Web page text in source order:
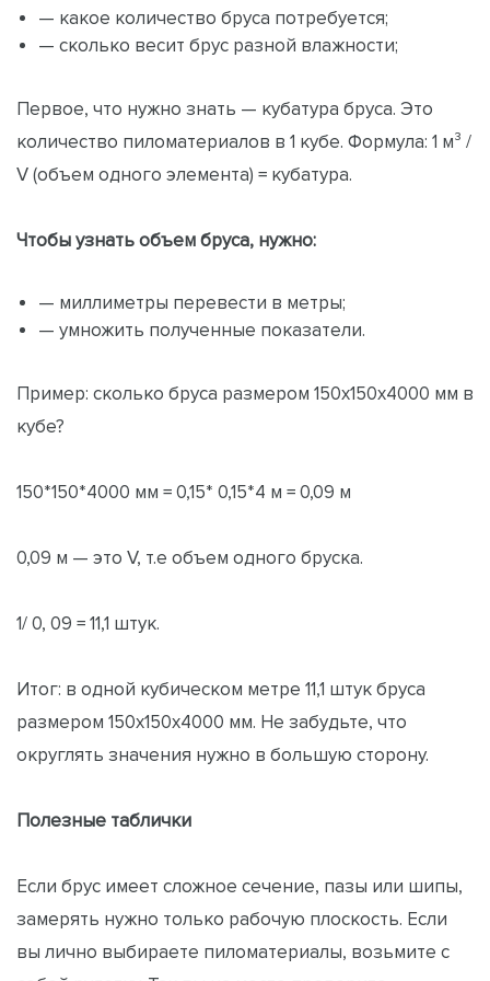
— какое количество бруса потребуется;
— сколько весит брус разной влажности;
Первое, что нужно знать — кубатура бруса. Это
количество пиломатериалов в 1 кубе. Формула: 1 м³ /
V (объем одного элемента) = кубатура.
Чтобы узнать объем бруса, нужно:
— миллиметры перевести в метры;
— умножить полученные показатели.
Пример: сколько бруса размером 150x150x4000 мм в
кубе?
150*150*4000 мм = 0,15* 0,15*4 м = 0,09 м
0,09 м — это V, т.е объем одного бруска.
1/ 0, 09 = 11,1 штук.
Итог: в одной кубическом метре 11,1 штук бруса
размером 150x150x4000 мм. Не забудьте, что
округлять значения нужно в большую сторону.
Полезные таблички
Если брус имеет сложное сечение, пазы или шипы,
замерять нужно только рабочую плоскость. Если
вы лично выбираете пиломатериалы, возьмите с